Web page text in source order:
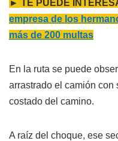
► TE PUEDE
empresa de los
más de 200 multas
En la ruta se puede
arrastrado el camión con
costado del camino.
A raíz del choque, ese